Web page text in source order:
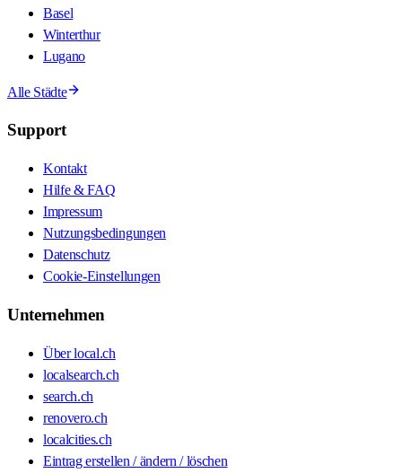
Basel
Winterthur
Lugano
Alle Städte
Support
Kontakt
Hilfe & FAQ
Impressum
Nutzungsbedingungen
Datenschutz
Cookie-Einstellungen
Unternehmen
Über local.ch
localsearch.ch
search.ch
renovero.ch
localcities.ch
Eintrag erstellen / ändern / löschen